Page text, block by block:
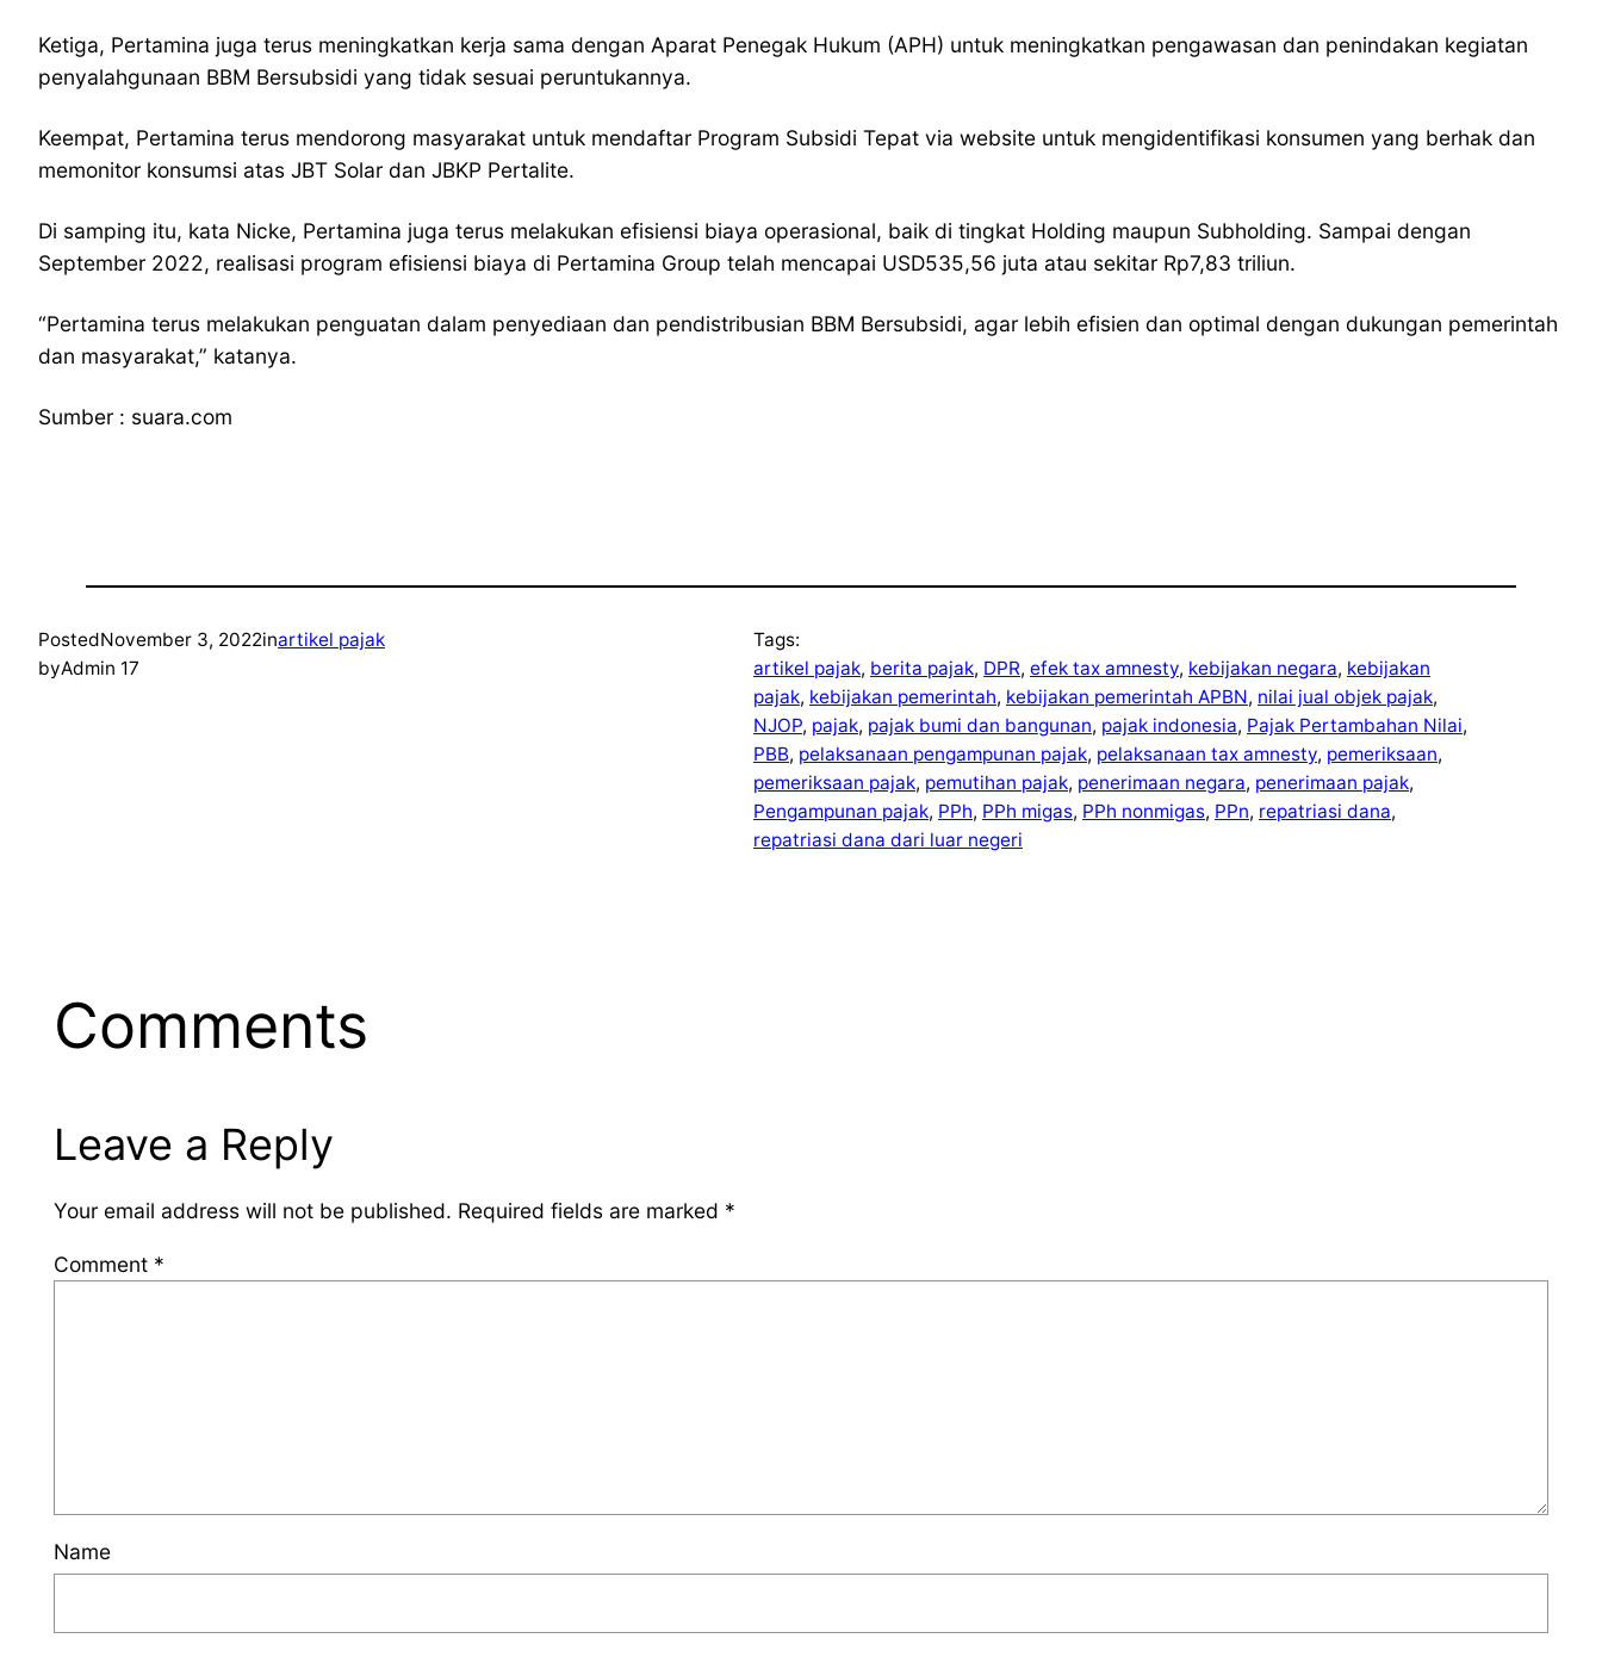
Ketiga, Pertamina juga terus meningkatkan kerja sama dengan Aparat Penegak Hukum (APH) untuk meningkatkan pengawasan dan penindakan kegiatan
penyalahgunaan BBM Bersubsidi yang tidak sesuai peruntukannya.
Keempat, Pertamina terus mendorong masyarakat untuk mendaftar Program Subsidi Tepat via website untuk mengidentifikasi konsumen yang berhak dan
memonitor konsumsi atas JBT Solar dan JBKP Pertalite.
Di samping itu, kata Nicke, Pertamina juga terus melakukan efisiensi biaya operasional, baik di tingkat Holding maupun Subholding. Sampai dengan
September 2022, realisasi program efisiensi biaya di Pertamina Group telah mencapai USD535,56 juta atau sekitar Rp7,83 triliun.
“Pertamina terus melakukan penguatan dalam penyediaan dan pendistribusian BBM Bersubsidi, agar lebih efisien dan optimal dengan dukungan pemerintah
dan masyarakat,” katanya.
Sumber : suara.com
PostedNovember 3, 2022inartikel pajak
byAdmin 17
Tags:
artikel pajak, berita pajak, DPR, efek tax amnesty, kebijakan negara, kebijakan
pajak, kebijakan pemerintah, kebijakan pemerintah APBN, nilai jual objek pajak
NJOP, pajak, pajak bumi dan bangunan, pajak indonesia, Pajak Pertambahan Nilai
PBB, pelaksanaan pengampunan pajak, pelaksanaan tax amnesty, pemeriksaan
pemeriksaan pajak, pemutihan pajak, penerimaan negara, penerimaan pajak
Pengampunan pajak, PPh, PPh migas, PPh nonmigas, PPn, repatriasi dana
repatriasi dana dari luar negeri
Comments
Leave a Reply
Your email address will not be published. Required fields are marked *
Comment *
Name